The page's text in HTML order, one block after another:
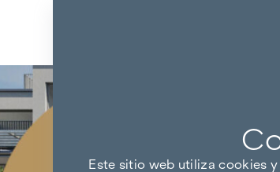
Volver a los resultados
Este sitio web utiliza cookies